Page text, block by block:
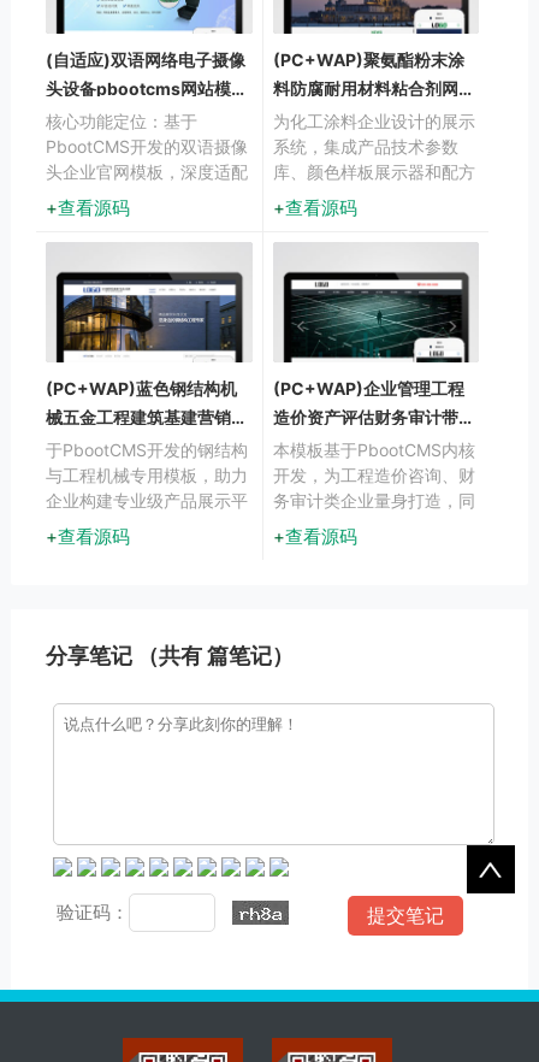
(自适应)双语网络电子摄像
头设备pbootcms网站模板
下载
核心功能定位：基于
PbootCMS开发的双语摄像
头企业官网模板，深度适配
产品规格书展示、实时监控
演示、解决方案呈现等业务
场景，支持中英文内容一键
切换。
查看源码
(PC+WAP)聚氨酯粉末涂
料防腐耐用材料粘合剂网站
源码下载
为化工涂料企业设计的展示
系统，集成产品技术参数
库、颜色样板展示器和配方
查询模块。支持粉末涂料、
环氧树脂等多类产品分类展
示
查看源码
(PC+WAP)蓝色钢结构机
械五金工程建筑基建营销型
pbootcms模板下载
于PbootCMS开发的钢结构
与工程机械专用模板，助力
企业构建专业级产品展示平
台；模板内置工程案例展
示、产品参数对照表等专业
查看源码
(PC+WAP)企业管理工程
造价资产评估财务审计带留
言网站模板
本模板基于PbootCMS内核
开发，为工程造价咨询、财
务审计类企业量身打造，同
时支持多行业快速适配。采
用PC+WAP双端同步设计，
查看源码
分享笔记 （共有篇笔记）
验证码：